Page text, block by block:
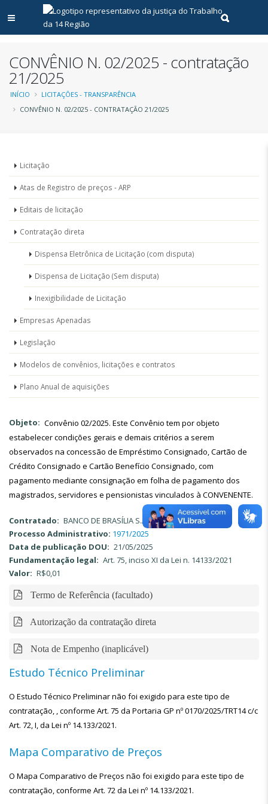
Abrir menu principal
Realizar
CONVÊNIO N. 02/2025 - contratação
21/2025
Trilha
INÍCIO
LICITAÇÕES - TRANSPARÊNCIA
CONVÊNIO N. 02/2025 - CONTRATAÇÃO 21/2025
Menu
Licitações
Licitação
Atas de Registro de preços - ARP
Editais de licitação
Contratação direta
Dispensa Eletrônica de Licitação (com disputa)
Dispensa de Licitação (Sem disputa)
Inexigibilidade de Licitação
Empresas Apenadas
Legislação
Modelos de convênios, licitações e contratos
Plano Anual de aquisições
Objeto
Convênio 02/2025. Este Convênio tem por objeto
estabelecer condições gerais e demais critérios a serem
observados na concessão de Empréstimo Consignado, Cartão de
Crédito Consignado e Cartão Benefício Consignado, com
pagamento mediante consignação em folha de pagamento dos
magistrados, servidores e pensionistas vinculados à CONVENENTE.
Contratado
BANCO DE BRASÍLIA S.A. – BRB
Processo Administrativo: 1971/2025
Data de publicação DOU
21/05/2025
Fundamentação legal
Art. 75, inciso XI da Lei n. 14133/2021
Valor
R$0,01
Termo de Referência (facultado)
Autorização da contratação direta
Nota de Empenho (inaplicável)
Estudo Técnico Preliminar
O Estudo Técnico Preliminar não foi exigido para este tipo de
contratação, , conforme Art. 75 da Portaria GP nº 0170/2025/TRT14 c/c
Art. 72, I, da Lei nº 14.133/2021.
Mapa Comparativo de Preços
O Mapa Comparativo de Preços não foi exigido para este tipo de
contratação, conforme Art. 72 da Lei nº 14.133/2021.